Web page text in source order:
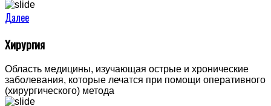
Далее
Хирургия
Область медицины, изучающая острые и хронические
заболевания, которые лечатся при помощи оперативного
(хирургического) метода